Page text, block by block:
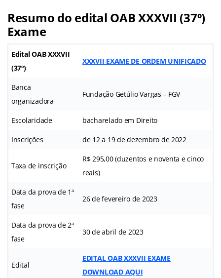
Resumo do edital OAB XXXVII (37º)
Exame
Edital OAB XXXVII
(37º)
XXXVII EXAME DE ORDEM UNIFICADO
Banca
organizadora
Fundação Getúlio Vargas – FGV
Escolaridade bacharelado em Direito
Inscrições de 12 a 19 de dezembro de 2022
Taxa de inscrição
R$ 295,00 (duzentos e noventa e cinco
reais)
Data da prova de 1ª
fase
26 de fevereiro de 2023
Data da prova de 2ª
fase
30 de abril de 2023
Edital
EDITAL OAB XXXVII EXAME
DOWNLOAD AQUI